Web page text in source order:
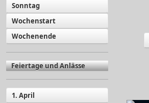
Sonntag
Wochenstart
Wochenende
Feiertage und Anlässe
1. April